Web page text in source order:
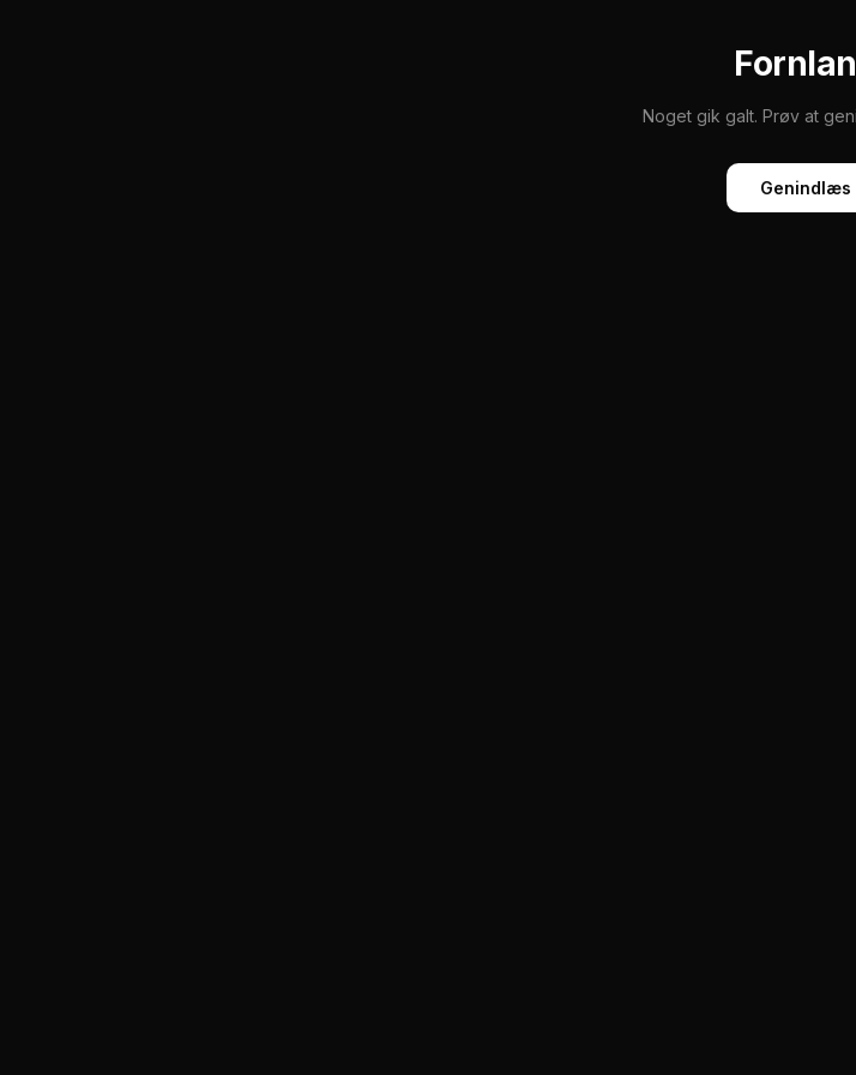
Noget gik galt. Prøv at
Genindlæs